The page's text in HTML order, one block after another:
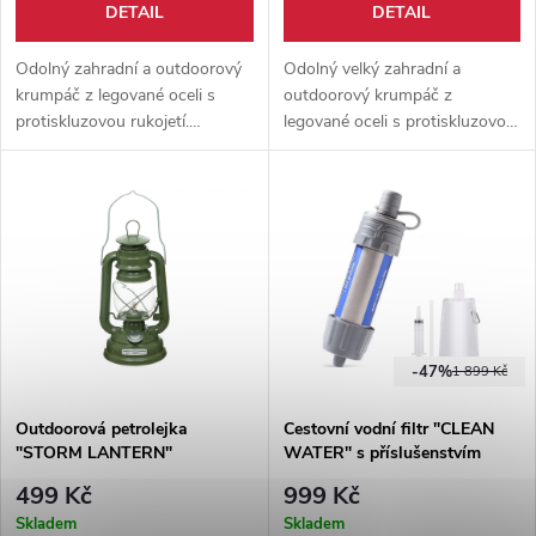
DETAIL
Odolný zahradní a outdoorový
krumpáč z legované oceli s
protiskluzovou rukojetí.
Varianta se sekáčovou hlavicí
DETAIL
Odolný velký zahradní a
outdoorový krumpáč z
legované oceli s protiskluzovou
rukojetí. Varianta se sekáčovou
Outdoorová petrolejka
"STORM LANTERN"
499 Kč
Skladem
1 899 Kč
-47%
Cestovní vodní filtr "CLEAN
WATER" s příslušenstvím
999 Kč
Skladem